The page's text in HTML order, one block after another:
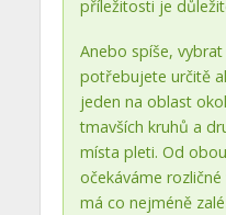
příležitosti je
Anebo spíše,
potřebujete určitě
jeden na oblast
tmavších kruhů a
místa pleti. Od
očekáváme
má co nejméně